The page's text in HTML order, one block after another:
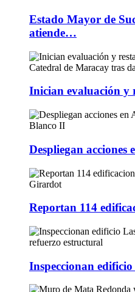
Estado Mayor de
atiende…
Inician evaluación y
Despliegan
Reportan 114
Inspeccionan